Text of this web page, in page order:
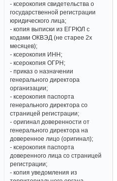
- ксерокопия свидетельства о
государственной регистрации
юридического лица;
- копия выписки из ЕГРЮЛ c
кодами ОКВЭД (не старее 2х
месяцев);
- ксерокопия ИНН;
- ксерокопия ОГРН;
- приказ о назначении
генерального директора
организации;
- ксерокопия паспорта
генерального директора со
страницей регистрации;
- оригинал доверенности от
генерального директора на
доверенное лицо (оригинал);
- ксерокопия паспорта
доверенного лица со страницей
регистрации;
- копия уведомления из